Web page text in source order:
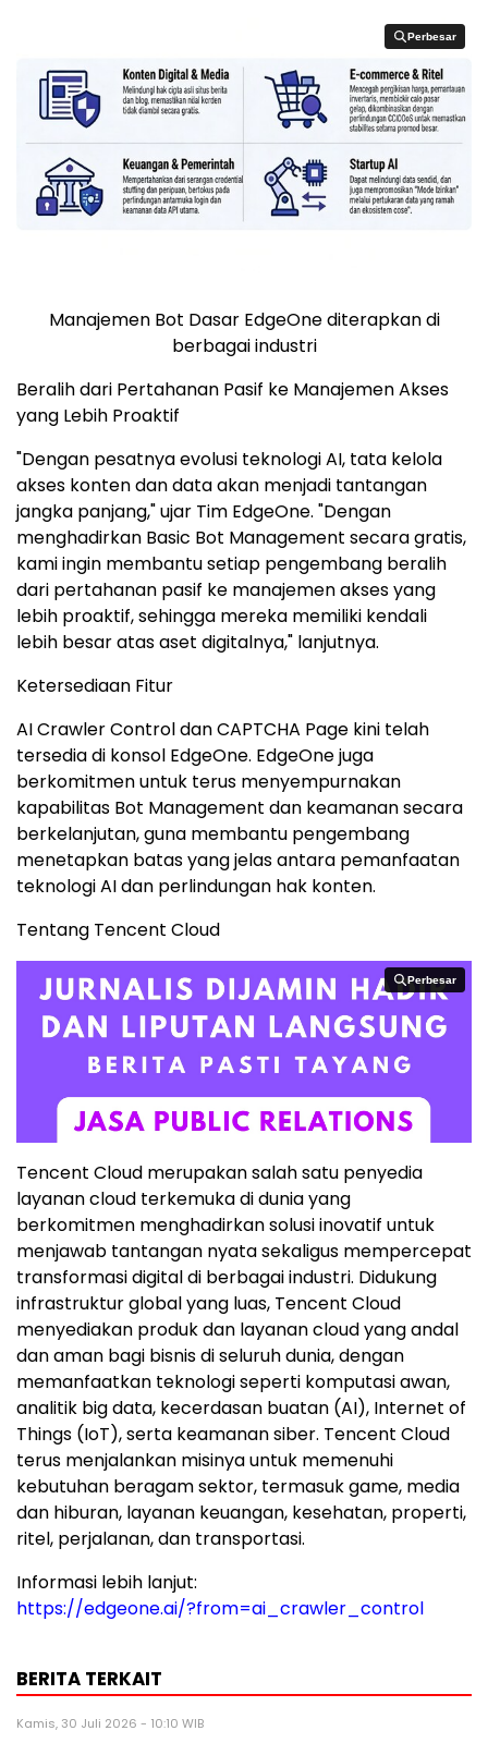
Perbesar
Perbesar
Manajemen Bot Dasar EdgeOne diterapkan di
berbagai industri
Beralih dari Pertahanan Pasif ke Manajemen Akses
yang Lebih Proaktif
"Dengan pesatnya evolusi teknologi AI, tata kelola
akses konten dan data akan menjadi tantangan
jangka panjang," ujar Tim EdgeOne. "Dengan
menghadirkan Basic Bot Management secara gratis,
kami ingin membantu setiap pengembang beralih
dari pertahanan pasif ke manajemen akses yang
lebih proaktif, sehingga mereka memiliki kendali
lebih besar atas aset digitalnya," lanjutnya.
Ketersediaan Fitur
AI Crawler Control dan CAPTCHA Page kini telah
tersedia di konsol EdgeOne. EdgeOne juga
berkomitmen untuk terus menyempurnakan
kapabilitas Bot Management dan keamanan secara
berkelanjutan, guna membantu pengembang
menetapkan batas yang jelas antara pemanfaatan
teknologi AI dan perlindungan hak konten.
Tentang Tencent Cloud
Perbesar
Perbesar
Tencent Cloud merupakan salah satu penyedia
layanan cloud terkemuka di dunia yang
berkomitmen menghadirkan solusi inovatif untuk
menjawab tantangan nyata sekaligus mempercepat
transformasi digital di berbagai industri. Didukung
infrastruktur global yang luas, Tencent Cloud
menyediakan produk dan layanan cloud yang andal
dan aman bagi bisnis di seluruh dunia, dengan
memanfaatkan teknologi seperti komputasi awan,
analitik big data, kecerdasan buatan (AI), Internet of
Things (IoT), serta keamanan siber. Tencent Cloud
terus menjalankan misinya untuk memenuhi
kebutuhan beragam sektor, termasuk game, media
dan hiburan, layanan keuangan, kesehatan, properti,
ritel, perjalanan, dan transportasi.
Informasi lebih lanjut:
https://edgeone.ai/?from=ai_crawler_control
BERITA TERKAIT
Kamis, 30 Juli 2026 - 10:10 WIB